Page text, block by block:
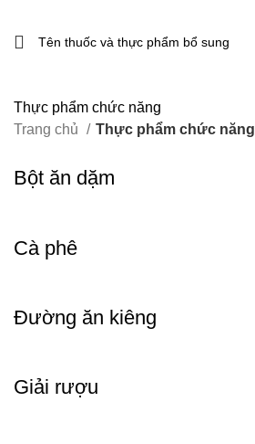
Thực phẩm chức năng
Trang chủ
Thực phẩm chức năng
Bột ăn dặm
Cà phê
Đường ăn kiêng
Giải rượu